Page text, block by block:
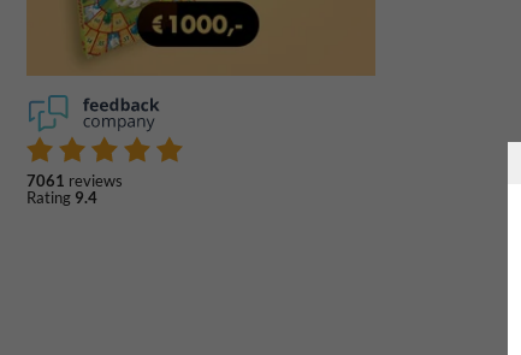
7061 reviews
Rating 9.4